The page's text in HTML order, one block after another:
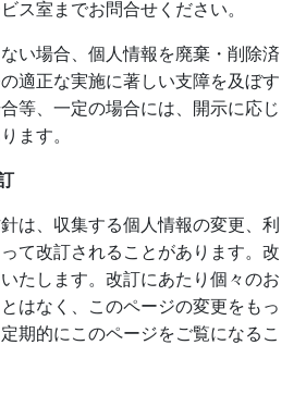
ス室までお問合せください。
い場合、個人情報を廃棄・削除済
適正な実施に著しい支障を及ぼす
等、一定の場合には、開示に応じ
ます。
は、収集する個人情報の変更、利
て改訂されることがあります。改
たします。改訂にあたり個々のお
はなく、このページの変更をもっ
期的にこのページをご覧になるこ